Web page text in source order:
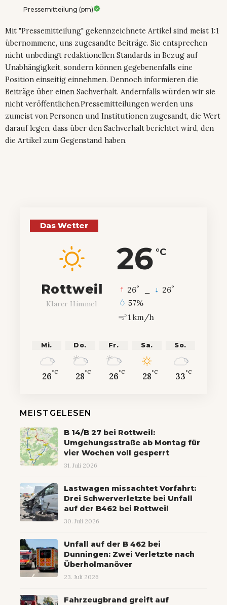
Pressemitteilung (pm)
Mit "Pressemitteilung" gekennzeichnete Artikel sind meist 1:1
übernommene, uns zugesandte Beiträge. Sie entsprechen
nicht unbedingt redaktionellen Standards in Bezug auf
Unabhängigkeit, sondern können gegebenenfalls eine
Position einseitig einnehmen. Dennoch informieren die
Beiträge über einen Sachverhalt. Andernfalls würden wir sie
nicht veröffentlichen.Pressemitteilungen werden uns
zumeist von Personen und Institutionen zugesandt, die Wert
darauf legen, dass über den Sachverhalt berichtet wird, den
die Artikel zum Gegenstand haben.
Das Wetter
26 °C
Rottweil
Klarer Himmel
26° 26°
57%
1 km/h
Mi.
26°C
Do.
28°C
Fr.
26°C
Sa.
28°C
So.
33°C
MEISTGELESEN
B 14/B 27 bei Rottweil:
Umgehungsstraße ab Montag für
vier Wochen voll gesperrt
31. Juli 2026
Lastwagen missachtet Vorfahrt:
Drei Schwerverletzte bei Unfall
auf der B462 bei Rottweil
30. Juli 2026
Unfall auf der B 462 bei
Dunningen: Zwei Verletzte nach
Überholmanöver
23. Juli 2026
Fahrzeugbrand greift auf